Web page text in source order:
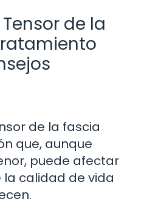
de la
de la fascia
que, aunque
puede afectar
calidad de vida